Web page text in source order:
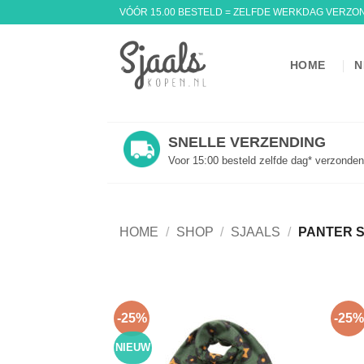
VÓÓR 15.00 BESTELD = ZELFDE WERKDAG
HOME
SNELLE VERZENDING
Voor 15:00 besteld zelfde dag*
HOME / SHOP / SJAALS / PANTER
-25%
NIEUW
-25%